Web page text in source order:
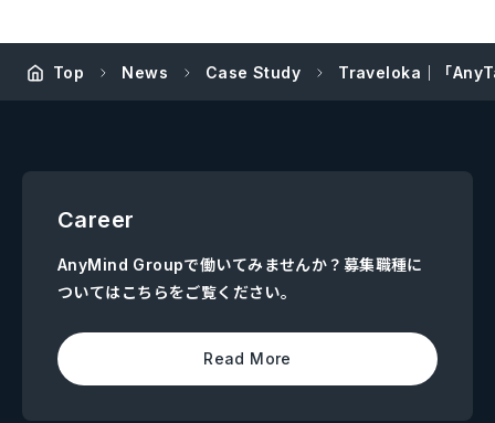
Top News Case Study Traveloka｜「
Career
AnyMind Groupで働いてみませんか？募集職種に
ついてはこちらをご覧ください。
Read More